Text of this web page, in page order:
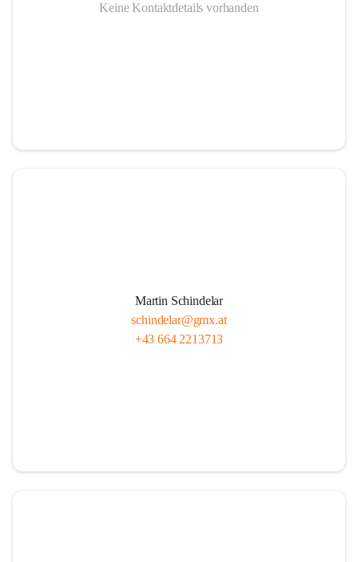
Keine Kontaktdetails vorhanden
Martin Schindelar
schindelar@gmx.at
+43 664 2213713